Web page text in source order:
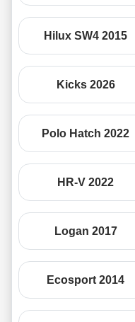
Hilux SW4 2015
Kicks 2026
Polo Hatch 2022
HR-V 2022
Logan 2017
Ecosport 2014